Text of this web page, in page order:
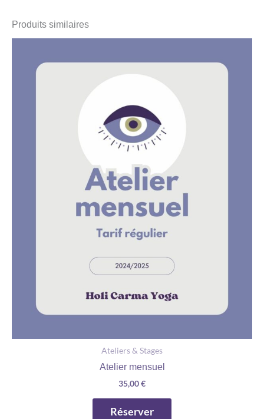
Produits similaires
Ateliers & Stages
Atelier mensuel
35,00€
Réserver